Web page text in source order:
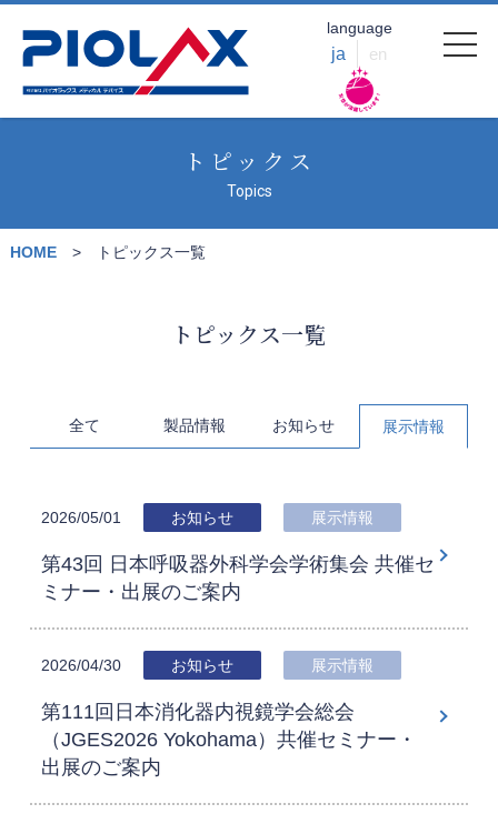
language
ja en
トピックス
Topics
HOME トピックス一覧
トピックス一覧
全て 製品情報 お知らせ 展示情報
2026/05/01 お知らせ 展示情報
第43回 日本呼吸器外科学会学術集会 共催セ
ミナー・出展のご案内
2026/04/30 お知らせ 展示情報
第111回日本消化器内視鏡学会総会
（JGES2026 Yokohama）共催セミナー・
出展のご案内